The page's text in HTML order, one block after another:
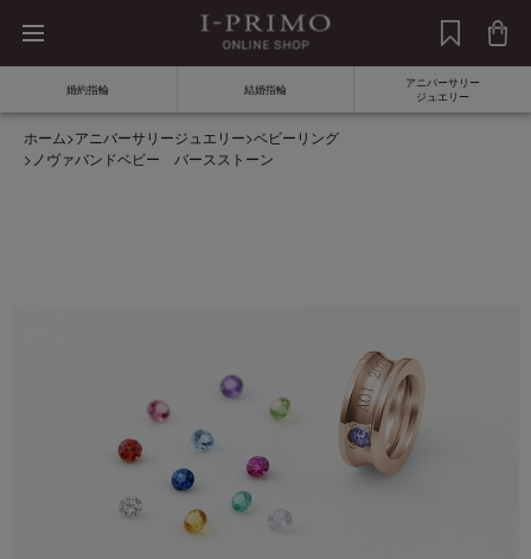
婚約指輪 結婚指輪
アニバーサリー
ジュエリー
ホーム>アニバーサリージュエリー>ベビーリング
> ノヴァバンドベビー バースストーン